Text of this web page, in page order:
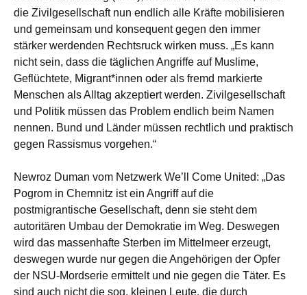
die Zivilgesellschaft nun endlich alle Kräfte mobilisieren
und gemeinsam und konsequent gegen den immer
stärker werdenden Rechtsruck wirken muss. „Es kann
nicht sein, dass die täglichen Angriffe auf Muslime,
Geflüchtete, Migrant*innen oder als fremd markierte
Menschen als Alltag akzeptiert werden. Zivilgesellschaft
und Politik müssen das Problem endlich beim Namen
nennen. Bund und Länder müssen rechtlich und praktisch
gegen Rassismus vorgehen.“
Newroz Duman vom Netzwerk We’ll Come United: „Das
Pogrom in Chemnitz ist ein Angriff auf die
postmigrantische Gesellschaft, denn sie steht dem
autoritären Umbau der Demokratie im Weg. Deswegen
wird das massenhafte Sterben im Mittelmeer erzeugt,
deswegen wurde nur gegen die Angehörigen der Opfer
der NSU-Mordserie ermittelt und nie gegen die Täter. Es
sind auch nicht die sog. kleinen Leute, die durch